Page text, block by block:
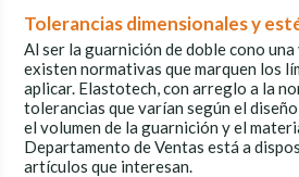
Tolerancias dimensionales y
Al ser la guarnición de doble cono
existen normativas que marquen los
aplicar. Elastotech, con arreglo a la
tolerancias que varían según el
el volumen de la guarnición y el
Departamento de Ventas está a
artículos que interesan.